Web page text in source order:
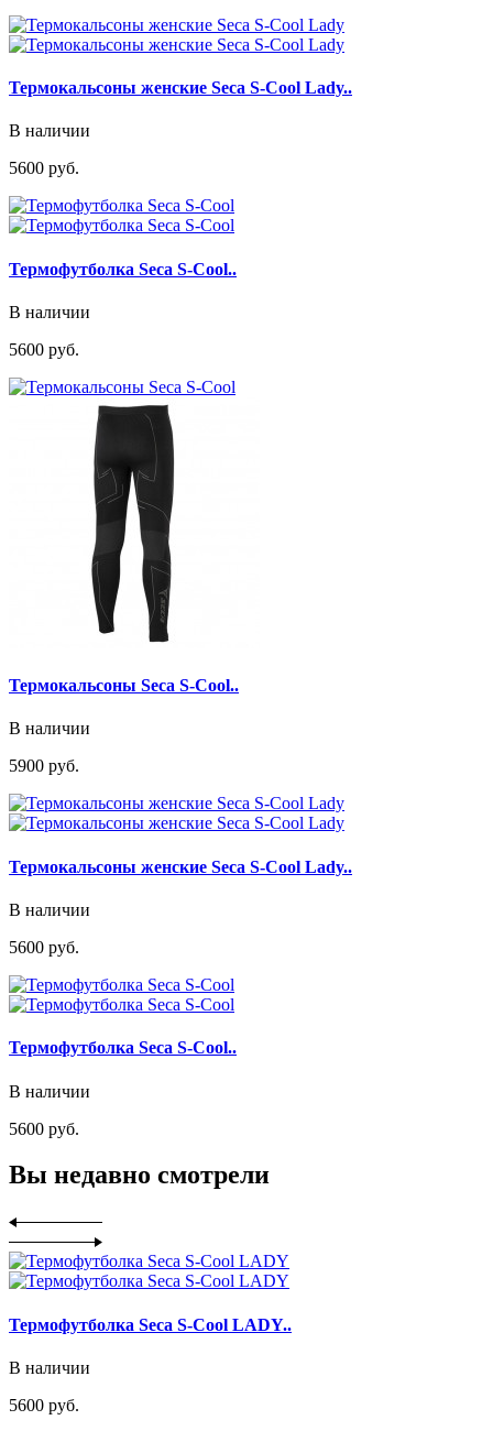
Термокальсоны женские Seca S-Cool Lady..
В наличии
5600 руб.
Термофутболка Seca S-Cool..
В наличии
5600 руб.
Термокальсоны Seca S-Cool..
В наличии
5900 руб.
Термокальсоны женские Seca S-Cool Lady..
В наличии
5600 руб.
Термофутболка Seca S-Cool..
В наличии
5600 руб.
Вы недавно смотрели
Термофутболка Seca S-Cool LADY..
В наличии
5600 руб.